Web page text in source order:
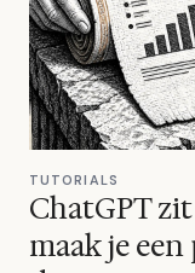
TUTORIALS
ChatGPT
maak je